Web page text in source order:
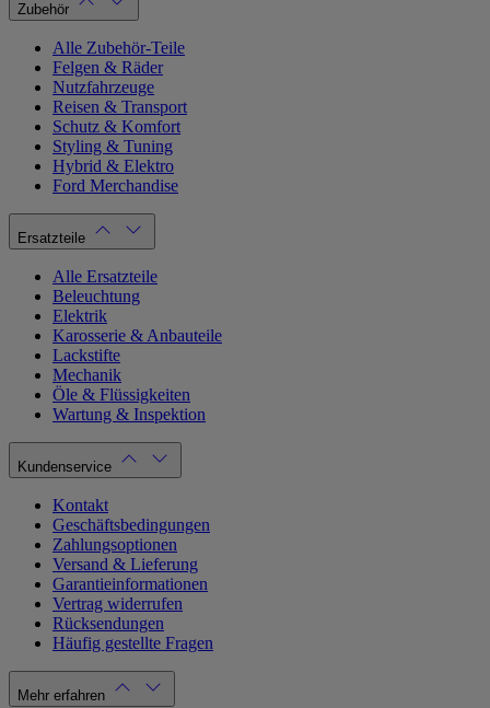
Zubehör
Alle Zubehör-Teile
Felgen & Räder
Nutzfahrzeuge
Reisen & Transport
Schutz & Komfort
Styling & Tuning
Hybrid & Elektro
Ford Merchandise
Ersatzteile
Alle Ersatzteile
Beleuchtung
Elektrik
Karosserie & Anbauteile
Lackstifte
Mechanik
Öle & Flüssigkeiten
Wartung & Inspektion
Kundenservice
Kontakt
Geschäftsbedingungen
Zahlungsoptionen
Versand & Lieferung
Garantieinformationen
Vertrag widerrufen
Rücksendungen
Häufig gestellte Fragen
Mehr erfahren